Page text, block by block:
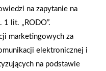
dom z PSB". Klienci mogli
budowlane i
targach zawarto kilka
obsługą zostały
na zapytanie na
lit. „RODO”.
marketingowych za
elektronicznej i
na podstawie